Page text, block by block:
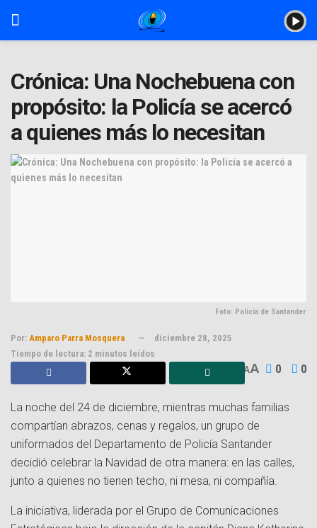
Crónica: Una Nochebuena con
propósito: la Policía se acercó
a quienes más lo necesitan
Foto: Policía de Santander
Por: Amparo Parra Mosquera
diciembre 28, 2025
Tiempo de lectura: 2 minutos leídos
AA 0 0
La noche del 24 de diciembre, mientras muchas familias
compartían abrazos, cenas y regalos, un grupo de
uniformados del Departamento de Policía Santander
decidió celebrar la Navidad de otra manera: en las calles,
junto a quienes no tienen techo, ni mesa, ni compañía.
La iniciativa, liderada por el Grupo de Comunicaciones